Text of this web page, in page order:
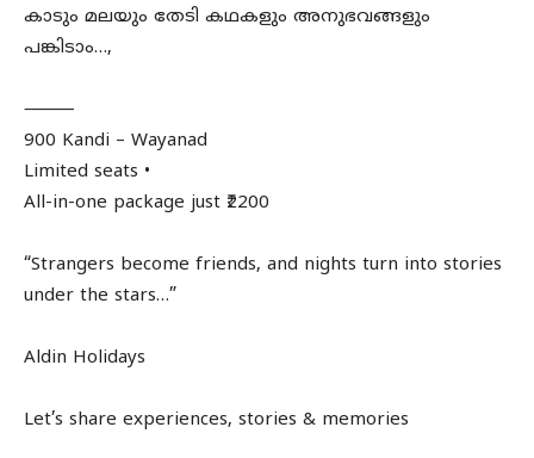
കാടും മലയും തേടി കഥകളും അനുഭവങ്ങളും
പങ്കിടാം…,
⸻
900 Kandi – Wayanad
Limited seats •
All-in-one package just ₹2200
“Strangers become friends, and nights turn into stories
under the stars…”
Aldin Holidays
Let’s share experiences, stories & memories